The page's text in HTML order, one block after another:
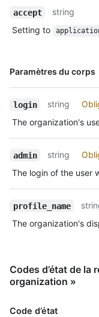
accept
string
Setting to
Paramètres du corps
Nom, Type,
login string
The organization's
admin string
The login of the user
profile_name
The organization's
Codes d’état de la
organization »
Code d’état